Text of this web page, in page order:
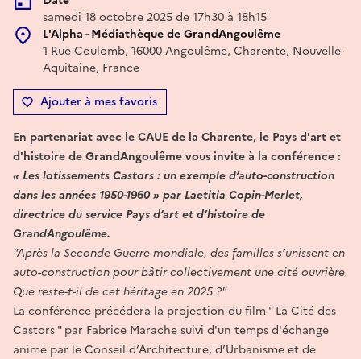
samedi 18 octobre 2025 de 17h30 à 18h15
L'Alpha - Médiathèque de GrandAngoulême
1 Rue Coulomb, 16000 Angoulême, Charente, Nouvelle-
Aquitaine, France
Ajouter à mes favoris
En partenariat avec le CAUE de la Charente, le Pays d'art et
d'histoire de GrandAngoulême vous invite à la conférence :
« Les lotissements Castors : un exemple d’auto-construction
dans les années 1950-1960 » par Laetitia Copin-Merlet,
directrice du service Pays d’art et d’histoire de
GrandAngoulême.
"Après la Seconde Guerre mondiale, des familles s’unissent en
auto-construction pour bâtir collectivement une cité ouvrière.
Que reste-t-il de cet héritage en 2025 ?"
La conférence précédera la projection du film " La Cité des
Castors " par Fabrice Marache suivi d'un temps d'échange
animé par le Conseil d’Architecture, d’Urbanisme et de